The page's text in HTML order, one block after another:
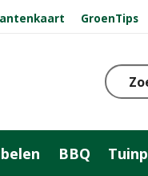
GroenTips
BBQ